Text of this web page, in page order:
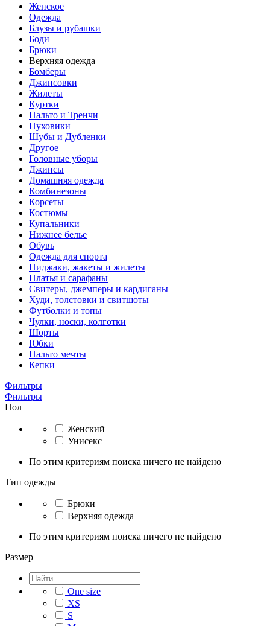
Женское
Одежда
Блузы и рубашки
Боди
Брюки
Верхняя одежда
Бомберы
Джинсовки
Жилеты
Куртки
Пальто и Тренчи
Пуховики
Шубы и Дубленки
Другое
Головные уборы
Джинсы
Домашняя одежда
Комбинезоны
Корсеты
Костюмы
Купальники
Нижнее белье
Обувь
Одежда для спорта
Пиджаки, жакеты и жилеты
Платья и сарафаны
Свитеры, джемперы и кардиганы
Худи, толстовки и свитшоты
Футболки и топы
Чулки, носки, колготки
Шорты
Юбки
Пальто мечты
Кепки
Фильтры
Фильтры
Пол
Женский
Унисекс
По этим критериям поиска ничего не найдено
Тип одежды
Брюки
Верхняя одежда
По этим критериям поиска ничего не найдено
Размер
One size
XS
S